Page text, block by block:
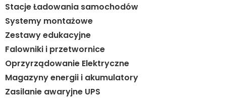
Stacje Ładowania samochodów
Systemy montażowe
Zestawy edukacyjne
Falowniki i przetwornice
Oprzyrządowanie Elektryczne
Magazyny energii i akumulatory
Zasilanie awaryjne UPS